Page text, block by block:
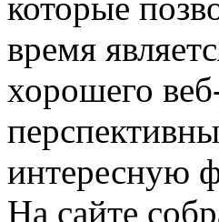
время
хорошего
интересную
На сайте